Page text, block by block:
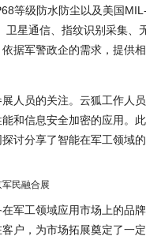
等级防水防尘以及美国
星通信、指纹识别采集、
据军警政企的需求，提供
人员的关注。云狐工作人
和信息安全加密的应用。
讨分享了智能在军工领域
军工领域应用市场上的品
户，为市场拓展奠定了一